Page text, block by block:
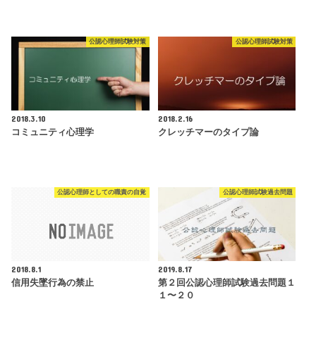
公認心理師試験対策
2018.3.10
コミュニティ心理学
公認心理師試験対策
2018.2.16
クレッチマーのタイプ論
公認心理師としての職責の自覚
2018.8.1
信用失墜行為の禁止
公認心理師試験過去問題
2019.8.17
第２回公認心理師試験過去問題１
１〜２０